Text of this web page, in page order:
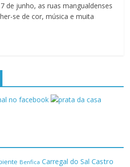
de junho, as ruas mangualdenses
se de cor, música e muita
Benfica Carregal do Sal Castro